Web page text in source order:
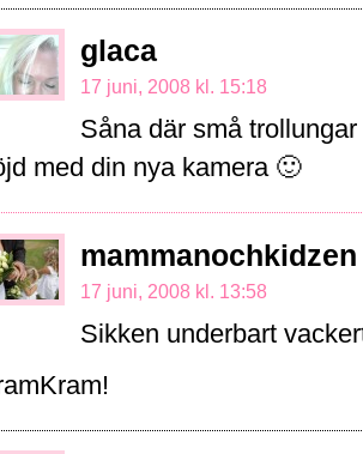
glaca
17 juni, 2008 kl. 15:18
Såna där små
med din nya kamera 🙂
mammanochkidzen
17 juni, 2008 kl. 13:58
Sikken underbart